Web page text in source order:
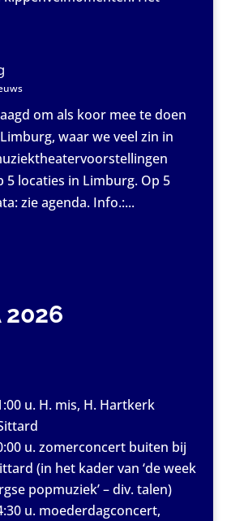
om als koor mee te doen
waar we veel zin in
5 locaties in Limburg. Op 5
zie agenda. Info.:...
2026
u. H. mis, H. Hartkerk
u. zomerconcert buiten bij
(in het kader van ‘de week
popmuziek’ – div. talen)
u. moederdagconcert,